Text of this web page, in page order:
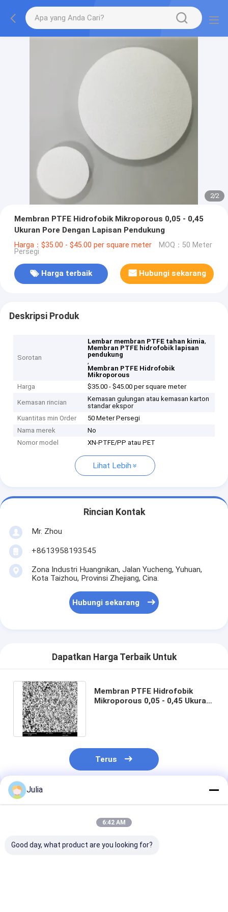
2/2
Membran PTFE Hidrofobik Mikroporous 0,05 - 0,45
Ukuran Pore Dengan Lapisan Pendukung
Harga：$35.00 - $45.00 per square meter MOQ：50 Meter
Persegi
Harga terbaik Hubungi sekarang
Deskripsi Produk
Sorotan
Lembar membran PTFE tahan kimia,
Membran PTFE hidrofobik lapisan
pendukung
,
Membran PTFE Hidrofobik
Mikroporous
Harga
$35.00 - $45.00 per square meter
Kemasan rincian
Kemasan gulungan atau kemasan karton
standar ekspor
Kuantitas min Order
50 Meter Persegi
Nama merek
No
Nomor model
XN-PTFE/PP atau PET
Lihat Lebih
Rincian Kontak
Mr. Zhou
+8613958193545
Zona Industri Huangnikan, Jalan Yucheng, Yuhuan,
Kota Taizhou, Provinsi Zhejiang, Cina.
Hubungi sekarang
Dapatkan Harga Terbaik Untuk
Membran PTFE Hidrofobik
Mikroporous 0,05 - 0,45 Ukuran
Terus
Rekomendasi Produk
Julia
6:42 AM
Good day, what product are you looking for?